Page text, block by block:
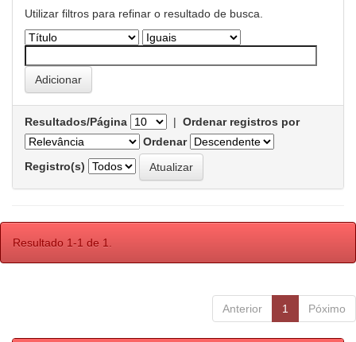
Utilizar filtros para refinar o resultado de busca.
Resultados/Página | Ordenar registros por
Ordenar
Registro(s)
Resultado 1-1 de 1.
Anterior 1 Póximo